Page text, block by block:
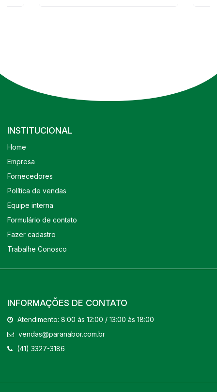
INSTITUCIONAL
Home
Empresa
Fornecedores
Política de vendas
Equipe interna
Formulário de contato
Fazer cadastro
Trabalhe Conosco
INFORMAÇÕES DE CONTATO
Atendimento: 8:00 às 12:00 / 13:00 às 18:00
vendas@paranabor.com.br
(41) 3327-3186